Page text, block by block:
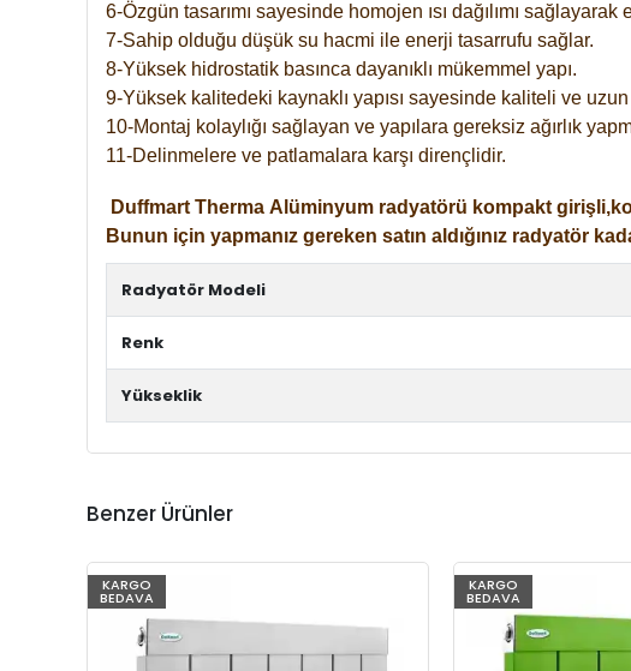
6-Özgün tasarımı sayesinde homojen ısı dağılımı sağlayarak
7-Sahip olduğu düşük su hacmi ile enerji tasarrufu sağlar.
8-Yüksek hidrostatik basınca dayanıklı mükemmel yapı.
9-Yüksek kalitedeki kaynaklı yapısı sayesinde kaliteli ve
10-Montaj kolaylığı sağlayan ve yapılara gereksiz ağırlık
11-Delinmelere ve patlamalara karşı dirençlidir.
Duffmart Therma Alüminyum radyatörü kompakt
Bunun için yapmanız gereken satın aldığınız radyatör
Radyatör Modeli
Renk
Yükseklik
Benzer Ürünler
KARGO
BEDAVA
KARGO
BEDAVA